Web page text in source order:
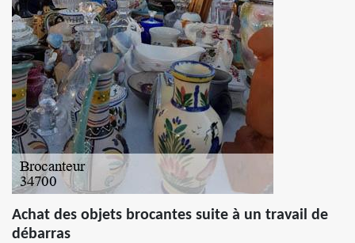
Achat des objets brocantes suite à un travail de
débarras